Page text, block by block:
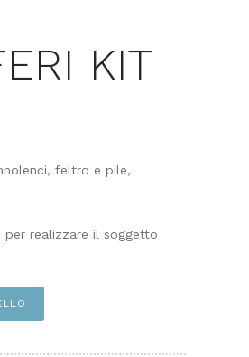
KIT
feltro e pile,
realizzare il soggetto